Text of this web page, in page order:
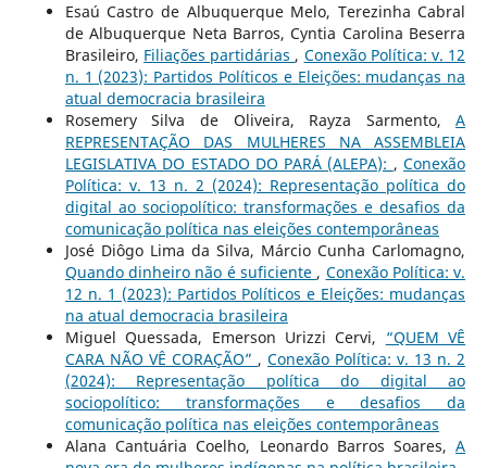
Esaú Castro de Albuquerque Melo, Terezinha Cabral
de Albuquerque Neta Barros, Cyntia Carolina Beserra
Brasileiro, Filiações partidárias , Conexão Política: v. 12
n. 1 (2023): Partidos Políticos e Eleições: mudanças na
atual democracia brasileira
Rosemery Silva de Oliveira, Rayza Sarmento,A
REPRESENTAÇÃO DAS MULHERES NA ASSEMBLEIA
LEGISLATIVA DO ESTADO DO PARÁ (ALEPA): ,Conexão
Política: v. 13 n. 2 (2024): Representação política do
digital ao sociopolítico: transformações e desafios da
comunicação política nas eleições contemporâneas
José Diôgo Lima da Silva, Márcio Cunha Carlomagno,
Quando dinheiro não é suficiente , Conexão Política: v.
12 n. 1 (2023): Partidos Políticos e Eleições: mudanças
na atual democracia brasileira
Miguel Quessada, Emerson Urizzi Cervi, “QUEM VÊ
CARA NÃO VÊ CORAÇÃO” ,Conexão Política: v. 13 n. 2
(2024): Representação política do digital ao
sociopolítico: transformações e desafios da
comunicação política nas eleições contemporâneas
Alana Cantuária Coelho, Leonardo Barros Soares,A